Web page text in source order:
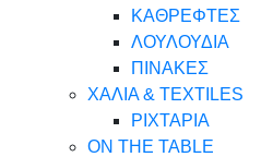
ΚΑΘΡΕΦΤΕΣ
ΛΟΥΛΟΥΔΙΑ
ΠΙΝΑΚΕΣ
ΧΑΛΙΑ & TEXTILES
ΡΙΧΤΑΡΙΑ
ON THE TABLE